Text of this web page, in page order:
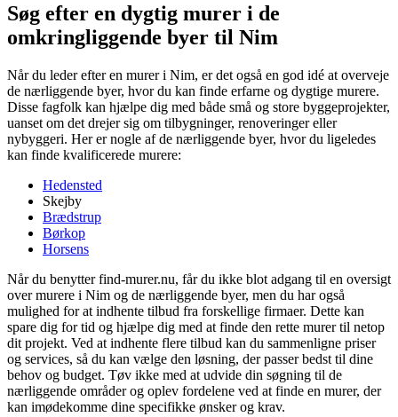
Søg efter en dygtig murer i de
omkringliggende byer til Nim
Når du leder efter en murer i Nim, er det også en god idé at overveje
de nærliggende byer, hvor du kan finde erfarne og dygtige murere.
Disse fagfolk kan hjælpe dig med både små og store byggeprojekter,
uanset om det drejer sig om tilbygninger, renoveringer eller
nybyggeri. Her er nogle af de nærliggende byer, hvor du ligeledes
kan finde kvalificerede murere:
Hedensted
Skejby
Brædstrup
Børkop
Horsens
Når du benytter find-murer.nu, får du ikke blot adgang til en oversigt
over murere i Nim og de nærliggende byer, men du har også
mulighed for at indhente tilbud fra forskellige firmaer. Dette kan
spare dig for tid og hjælpe dig med at finde den rette murer til netop
dit projekt. Ved at indhente flere tilbud kan du sammenligne priser
og services, så du kan vælge den løsning, der passer bedst til dine
behov og budget. Tøv ikke med at udvide din søgning til de
nærliggende områder og oplev fordelene ved at finde en murer, der
kan imødekomme dine specifikke ønsker og krav.